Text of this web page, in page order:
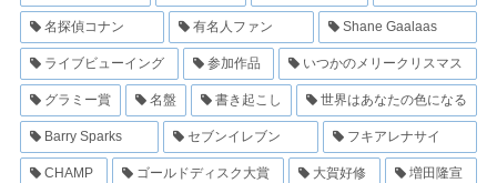
名探偵コナン 有名人ファン Shane Gaalaas
ライブビューイング 参加作品 いつかのメリークリスマス
グラミー賞 名盤 書き起こし 世界はあなたの色になる
Barry Sparks セブンイレブン フキアレナサイ
CHAMP ゴールドディスク大賞 大賀好修 増田隆宣